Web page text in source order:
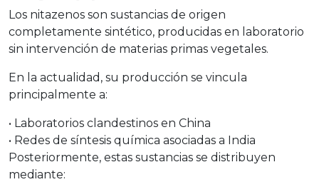
Los nitazenos son sustancias de origen
completamente sintético, producidas en laboratorio
sin intervención de materias primas vegetales.
En la actualidad, su producción se vincula
principalmente a:
• Laboratorios clandestinos en China
• Redes de síntesis química asociadas a India
Posteriormente, estas sustancias se distribuyen
mediante: